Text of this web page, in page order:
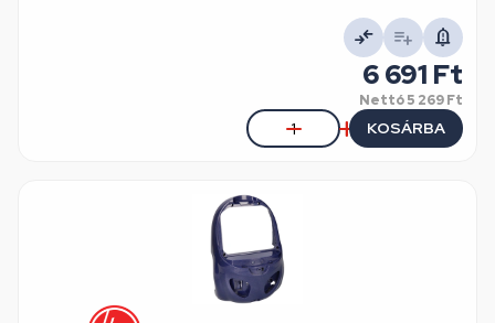
6 691 Ft
Nettó5 269 Ft
KOSÁRBA